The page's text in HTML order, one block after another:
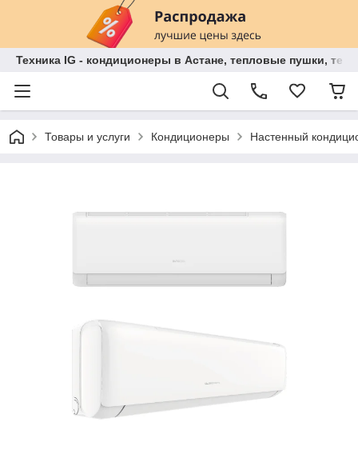
Техника IG - кондиционеры в Астане, тепловые пушки,
Товары и услуги Кондиционеры Настенный